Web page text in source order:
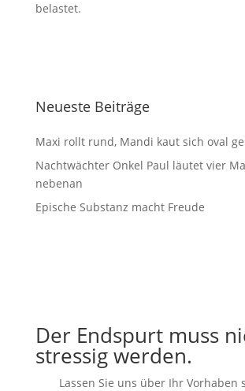
belastet.
Neueste Beiträge
Maxi rollt rund, Mandi kaut sich oval
Nachtwächter Onkel Paul läutet vier
nebenan
Epische Substanz macht Freude
Der Endspurt muss
stressig werden.
Lassen Sie uns über Ihr Vorhaben